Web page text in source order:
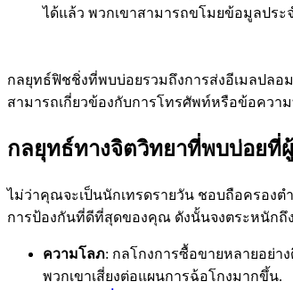
ได้แล้ว พวกเขาสามารถขโมยข้อมูลปร
กลยุทธ์ฟิชชิ่งที่พบบ่อยรวมถึงการส่งอีเมลปล
สามารถเกี่ยวข้องกับการโทรศัพท์หรือข้อควา
กลยุทธ์ทางจิตวิทยาที่พบบ่อยที่
ไม่ว่าคุณจะเป็นนักเทรดรายวัน ชอบถือครองต
การป้องกันที่ดีที่สุดของคุณ ดังนั้นจงตระหนักถึ
ความโลภ: กลโกงการซื้อขายหลายอย่า
พวกเขาเสี่ยงต่อแผนการฉ้อโกงมากขึ้น.